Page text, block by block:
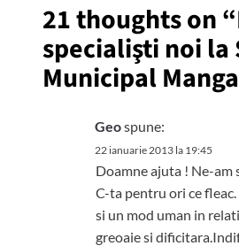
21 thoughts on “
specialişti noi
Municipal
Geospune:
22 ianuarie 2013 la 19:45
Doamne ajuta ! Ne-
C-ta pentru ori ce
si un mod uman in
greoaie si